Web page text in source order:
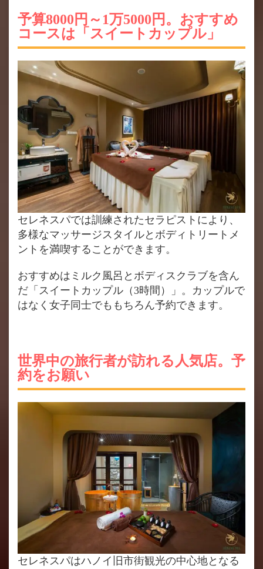
予算8000円～1万5000円。おすすめ
コースは「スイートカップル」
セレネスパでは訓練されたセラピストにより、
多様なマッサージスタイルとボディトリートメ
ントを満喫することができます。
おすすめはミルク風呂とボディスクラブを含ん
だ「スイートカップル（3時間）」。カップルで
はなく女子同士でももちろん予約できます。
世界中の旅行者が訪れる人気店。予
約をお願い
セレネスパはハノイ旧市街観光の中心地となる